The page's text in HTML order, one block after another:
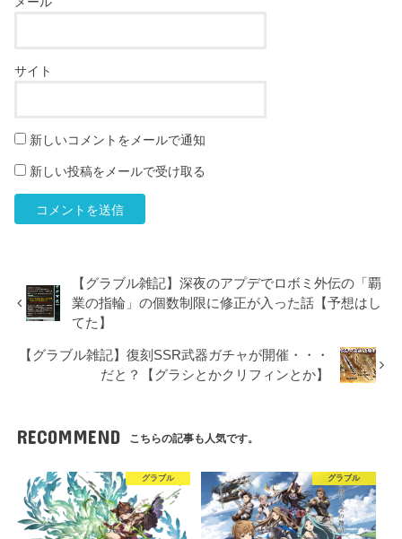
サイト
新しいコメントをメールで通知
新しい投稿をメールで受け取る
【グラブル雑記】深夜のアプデでロボミ外伝の「覇
業の指輪」の個数制限に修正が入った話【予想はし
てた】
【グラブル雑記】復刻SSR武器ガチャが開催・・・
だと？【グラシとかクリフィンとか】
RECOMMEND こちらの記事も人気です。
グラブル グラブル